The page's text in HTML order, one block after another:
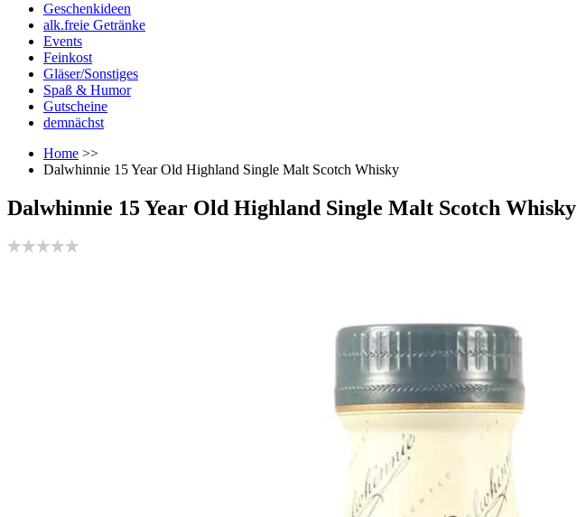
Geschenkideen
alk.freie Getränke
Events
Feinkost
Gläser/Sonstiges
Spaß & Humor
Gutscheine
demnächst
Home >>
Dalwhinnie 15 Year Old Highland Single Malt Scotch Whisky
Dalwhinnie 15 Year Old Highland Single Malt Scotch Whisky